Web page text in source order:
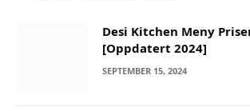
Desi Kitchen Meny
[Oppdatert 2024]
SEPTEMBER 15, 2024